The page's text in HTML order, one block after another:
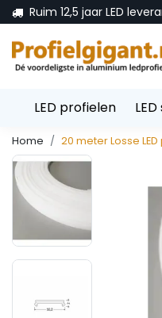
Ruim 12,5 jaar LED
LED profielen
Home 20 meter Losse